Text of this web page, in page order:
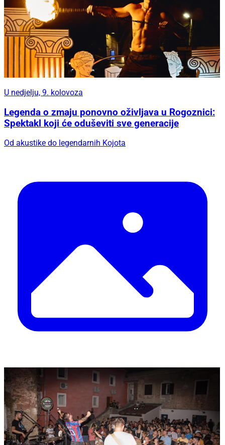
U nedjelju, 9. kolovoza
Legenda o zmaju ponovno oživljava u Rogoznici:
Spektakl koji će oduševiti sve generacije
Od akustike do legendarnih Kojota